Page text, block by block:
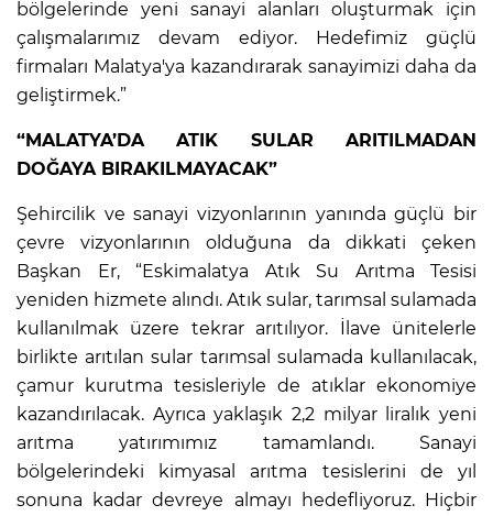
bölgelerinde yeni sanayi alanları oluşturmak için
çalışmalarımız devam ediyor. Hedefimiz güçlü
firmaları Malatya'ya kazandırarak sanayimizi daha da
geliştirmek.”
“MALATYA’DA ATIK SULAR ARITILMADAN
DOĞAYA BIRAKILMAYACAK”
Şehircilik ve sanayi vizyonlarının yanında güçlü bir
çevre vizyonlarının olduğuna da dikkati çeken
Başkan Er, “Eskimalatya Atık Su Arıtma Tesisi
yeniden hizmete alındı. Atık sular, tarımsal sulamada
kullanılmak üzere tekrar arıtılıyor. İlave ünitelerle
birlikte arıtılan sular tarımsal sulamada kullanılacak,
çamur kurutma tesisleriyle de atıklar ekonomiye
kazandırılacak. Ayrıca yaklaşık 2,2 milyar liralık yeni
arıtma yatırımımız tamamlandı. Sanayi
bölgelerindeki kimyasal arıtma tesislerini de yıl
sonuna kadar devreye almayı hedefliyoruz. Hiçbir